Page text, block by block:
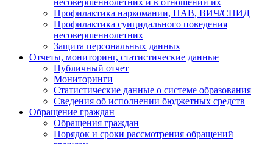
несовершеннолетних и в отношении их
Профилактика наркомании, ПАВ, ВИЧ/СПИД
Профилактика суицидального поведения
несовершеннолетних
Защита персональных данных
Отчеты, мониторинг, статистические данные
Публичный отчет
Мониторинги
Статистические данные о системе образования
Сведения об исполнении бюджетных средств
Обращение граждан
Обращения граждан
Порядок и сроки рассмотрения обращений